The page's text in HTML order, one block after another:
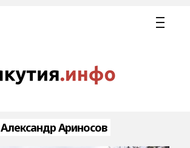
Александр Ариносов